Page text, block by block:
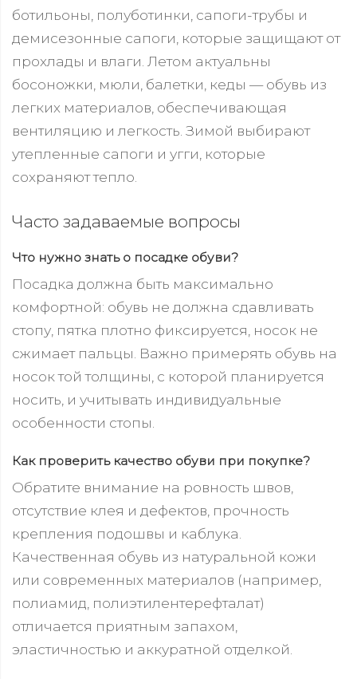
ботильоны, полуботинки, сапоги-трубы и
демисезонные сапоги, которые защищают от
прохлады и влаги. Летом актуальны
босоножки, мюли, балетки, кеды — обувь из
легких материалов, обеспечивающая
вентиляцию и легкость. Зимой выбирают
утепленные сапоги и угги, которые
сохраняют тепло.
Часто задаваемые вопросы
Что нужно знать о посадке обуви?
Посадка должна быть максимально
комфортной: обувь не должна сдавливать
стопу, пятка плотно фиксируется, носок не
сжимает пальцы. Важно примерять обувь на
носок той толщины, с которой планируется
носить, и учитывать индивидуальные
особенности стопы.
Как проверить качество обуви при покупке?
Обратите внимание на ровность швов,
отсутствие клея и дефектов, прочность
крепления подошвы и каблука.
Качественная обувь из натуральной кожи
или современных материалов (например,
полиамид, полиэтилентерефталат)
отличается приятным запахом,
эластичностью и аккуратной отделкой.